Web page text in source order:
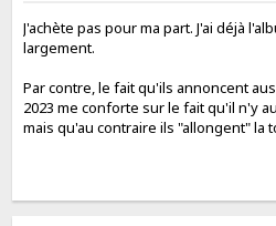
J'achète pas pour ma part. J'ai déjà
largement.
Par contre, le fait qu'ils annoncent
2023 me conforte sur le fait qu'il n'y
mais qu'au contraire ils "allongent" la